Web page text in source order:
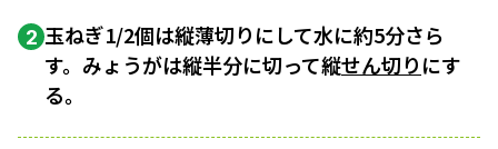
2 玉ねぎ1/2個は縦薄切りにして水に約5分さら
す。みょうがは縦半分に切って縦せん切りにす
る。